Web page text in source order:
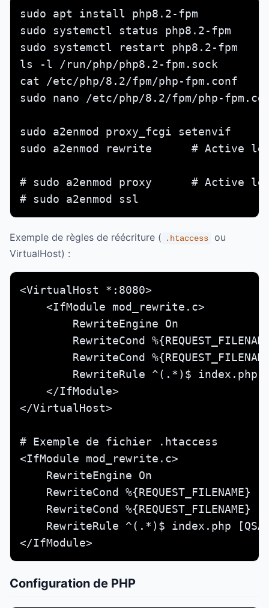
sudo apt install php8.2-fpm
sudo systemctl status php8.2-fpm
sudo systemctl restart php8.2-fpm
ls -l /run/php/php8.2-fpm.sock
cat /etc/php/8.2/fpm/php-fpm.conf
sudo nano /etc/php/8.2/fpm/php-
sudo a2enmod proxy_fcgi setenvif
sudo a2enmod rewrite      # Active le
# sudo a2enmod proxy      # Active le
# sudo a2enmod ssl
Exemple de règles de réécriture ( .htaccess
ou
VirtualHost) :
<VirtualHost *:8080>
    <IfModule mod_rewrite.c>
        RewriteEngine On
RewriteCond
RewriteCond
RewriteRule ^(.*)$ index.php
    </IfModule>
</VirtualHost>
# Exemple de fichier .htaccess
<IfModule mod_rewrite.c>
    RewriteEngine On
RewriteCond %{REQUEST_FILENAME}
RewriteCond %{REQUEST_FILENAME}
RewriteRule ^(.*)$ index.php
</IfModule>
Configuration de PHP